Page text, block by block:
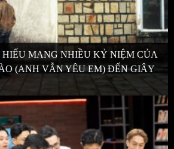
HIẾU MANG NHIỀU KỶ NIỆM CỦA
(ANH VẪN YÊU EM) ĐẾN GIÂY